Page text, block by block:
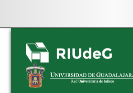
Skip
navigation